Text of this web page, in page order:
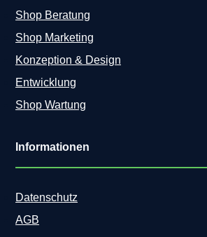
Shop Beratung
Shop Marketing
Konzeption & Design
Entwicklung
Shop Wartung
Informationen
Datenschutz
AGB